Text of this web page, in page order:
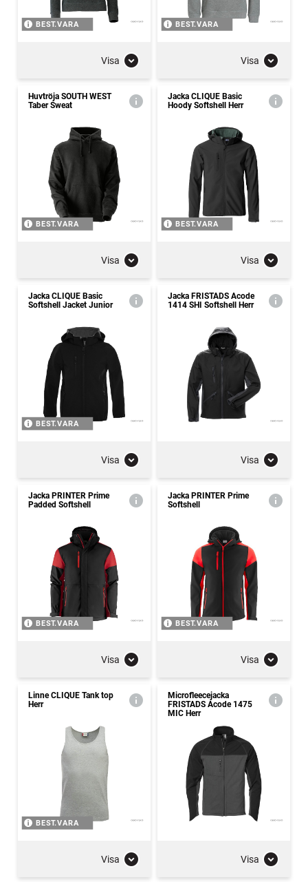
BEST.VARA
Visa
BEST.VARA
Visa
Huvtröja SOUTH WEST
Taber Sweat
BEST.VARA
Visa
Jacka CLIQUE Basic
Hoody Softshell Herr
BEST.VARA
Visa
Jacka CLIQUE Basic
Softshell Jacket Junior
BEST.VARA
Visa
Jacka FRISTADS Acode
1414 SHI Softshell Herr
Visa
Jacka PRINTER Prime
Padded Softshell
BEST.VARA
Visa
Jacka PRINTER Prime
Softshell
BEST.VARA
Visa
Linne CLIQUE Tank top
Herr
BEST.VARA
Visa
Microfleecejacka
FRISTADS Acode 1475
MIC Herr
Visa